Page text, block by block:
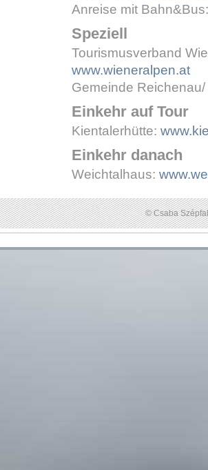
Anreise mit
Speziell
Tourismusverband
www.wieneralpen.at
Gemeinde
Einkehr auf Tour
Kientalerhütte:
Einkehr danach
Weichtalhaus:
© Csaba